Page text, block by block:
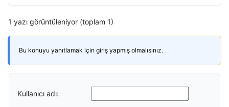
1 yazı görüntüleniyor (toplam 1)
Bu konuyu yanıtlamak için giriş yapmış olmalısınız.
Kullanıcı adı: